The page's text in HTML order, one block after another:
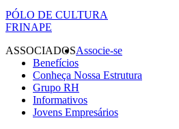
PÓLO DE CULTURA
FRINAPE
ASSOCIADOSAssocie-se
Benefícios
Conheça Nossa Estrutura
Grupo RH
Informativos
Jovens Empresários